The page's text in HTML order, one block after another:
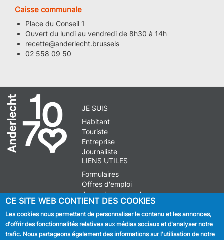
Caisse communale
Place du Conseil 1
Ouvert du lundi au vendredi de 8h30 à 14h
recette@anderlecht.brussels
02 558 09 50
JE SUIS
Habitant
Touriste
Entreprise
Journaliste
LIENS UTILES
Formulaires
Offres d'emploi
Journal communal
Stationnement
SUIVEZ NOUS
CE SITE WEB CONTIENT DES COOKIES
Les cookies nous permettent de personnaliser le contenu et les annonces,
d'offrir des fonctionnalités relatives aux médias sociaux et d'analyser notre
trafic. Nous partageons également des informations sur l'utilisation de notre